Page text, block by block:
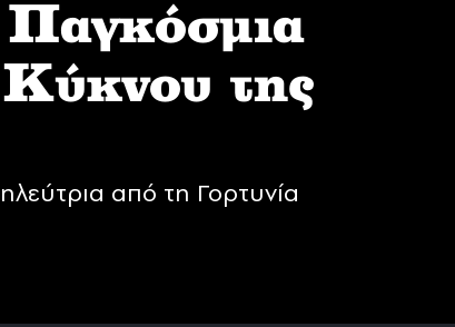
της
από τη Γορτυνία